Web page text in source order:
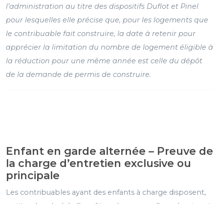
l’administration au titre des dispositifs Duflot et Pinel
pour lesquelles elle précise que, pour les logements que
le contribuable fait construire, la date à retenir pour
apprécier la limitation du nombre de logement éligible à
la réduction pour une même année est celle du dépôt
de la demande de permis de construire.
Enfant en garde alternée – Preuve de
la charge d’entretien exclusive ou
principale
Les contribuables ayant des enfants à charge disposent,